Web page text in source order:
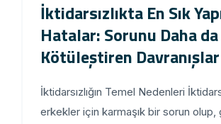
İktidarsızlıkta En Sık
Hatalar: Sorunu Daha da
Kötüleştiren Davranışlar
İktidarsızlığın Temel Nedenleri
erkekler için karmaşık bir sorun olup,